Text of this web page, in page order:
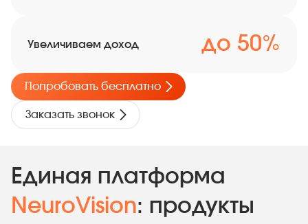
Увеличиваем доход до 50%
Попробовать бесплатно
Заказать звонок
Единая платформа
NeuroVision: продукты